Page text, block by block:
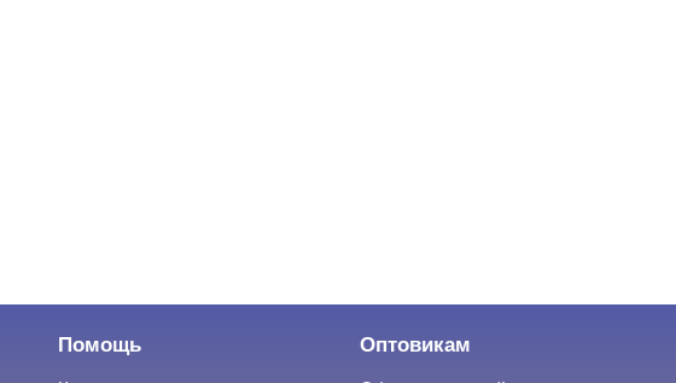
Помощь Оптовикам